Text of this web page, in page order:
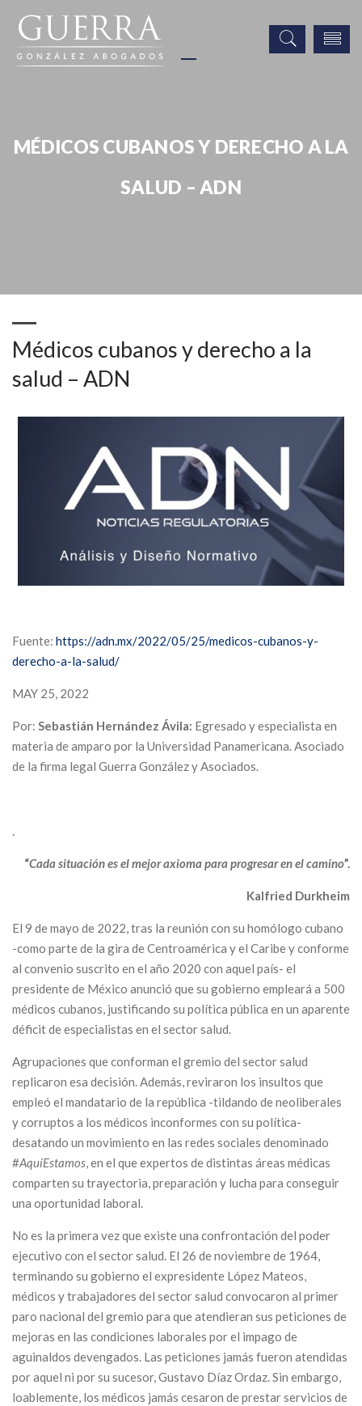
MÉDICOS CUBANOS Y DERECHO A LA
SALUD – ADN
Médicos cubanos y derecho a la
salud – ADN
Fuente: https://adn.mx/2022/05/25/medicos-cubanos-y-
derecho-a-la-salud/
MAY 25, 2022
Por: Sebastián Hernández Ávila: Egresado y especialista en
materia de amparo por la Universidad Panamericana. Asociado
de la firma legal Guerra González y Asociados.
.
“Cada situación es el mejor axioma para progresar en el camino”.
Kalfried Durkheim
El 9 de mayo de 2022, tras la reunión con su homólogo cubano
-como parte de la gira de Centroamérica y el Caribe y conforme
al convenio suscrito en el año 2020 con aquel país- el
presidente de México anunció que su gobierno empleará a 500
médicos cubanos, justificando su política pública en un aparente
déficit de especialistas en el sector salud.
Agrupaciones que conforman el gremio del sector salud
replicaron esa decisión. Además, reviraron los insultos que
empleó el mandatario de la república -tildando de neoliberales
y corruptos a los médicos inconformes con su política-
desatando un movimiento en las redes sociales denominado
#AquíEstamos, en el que expertos de distintas áreas médicas
comparten su trayectoria, preparación y lucha para conseguir
una oportunidad laboral.
No es la primera vez que existe una confrontación del poder
ejecutivo con el sector salud. El 26 de noviembre de 1964,
terminando su gobierno el expresidente López Mateos,
médicos y trabajadores del sector salud convocaron al primer
paro nacional del gremio para que atendieran sus peticiones de
mejoras en las condiciones laborales por el impago de
aguinaldos devengados. Las peticiones jamás fueron atendidas
por aquel ni por su sucesor, Gustavo Díaz Ordaz. Sin embargo,
loablemente, los médicos jamás cesaron de prestar servicios de